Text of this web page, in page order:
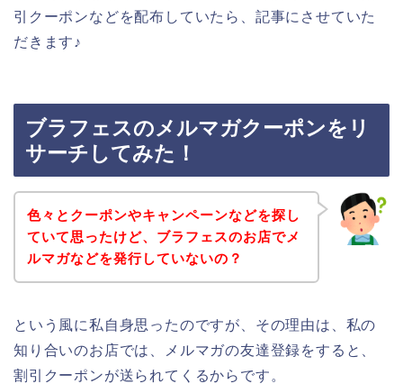
引クーポンなどを配布していたら、記事にさせていた
だきます♪
ブラフェスのメルマガクーポンをリ
サーチしてみた！
色々とクーポンやキャンペーンなどを探し
ていて思ったけど、ブラフェスのお店でメ
ルマガなどを発行していないの？
という風に私自身思ったのですが、その理由は、私の
知り合いのお店では、メルマガの友達登録をすると、
割引クーポンが送られてくるからです。